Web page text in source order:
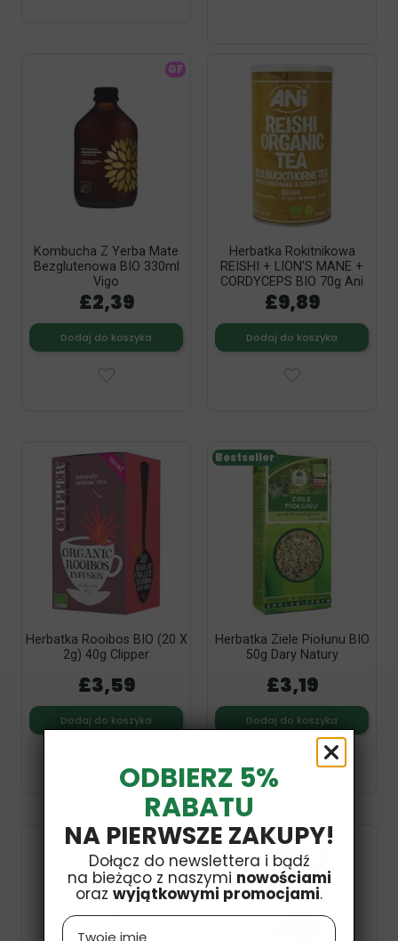
Kombucha Z Yerba Mate
Bezglutenowa BIO 330ml
Vigo
£2,39
Dodaj do koszyka
GF
Herbatka Rokitnikowa
REISHI + LION'S MANE +
CORDYCEPS BIO 70g Ani
£9,89
Dodaj do koszyka
Herbatka Rooibos BIO (20 X
2g) 40g Clipper
£3,59
Dodaj do koszyka
Herbatka Ziele Piołunu BIO
50g Dary Natury
£3,19
Dodaj do koszyka
Bestseller
ODBIERZ 5%
RABATU
NA PIERWSZE ZAKUPY!
Dołącz do newslettera i bądź
na bieżąco z naszymi nowościami
oraz wyjątkowymi promocjami.
Name